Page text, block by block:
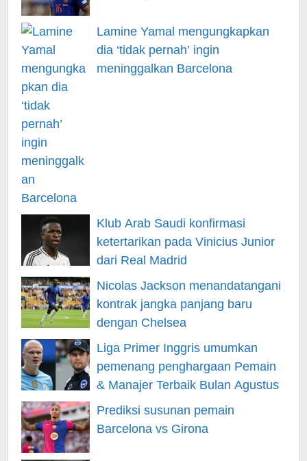
Lamine Yamal mengungkapkan
dia ‘tidak pernah’ ingin
meninggalkan Barcelona
Klub Arab Saudi konfirmasi
ketertarikan pada Vinicius Junior
dari Real Madrid
Nicolas Jackson menandatangani
kontrak jangka panjang baru
dengan Chelsea
Liga Primer Inggris umumkan
pemenang penghargaan Pemain
& Manajer Terbaik Bulan Agustus
Prediksi susunan pemain
Barcelona vs Girona